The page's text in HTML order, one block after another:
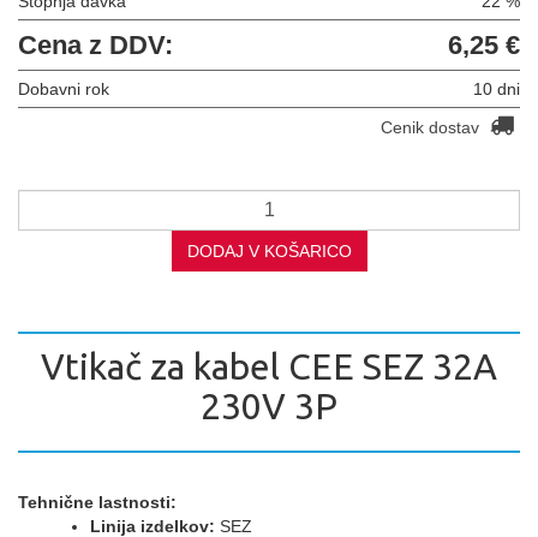
Cena z DDV: 6,25 €
Dobavni rok
10 dni
Cenik dostav
DODAJ V KOŠARICO
Vtikač za kabel CEE SEZ 32A
230V 3P
Tehnične lastnosti:
Linija izdelkov: SEZ